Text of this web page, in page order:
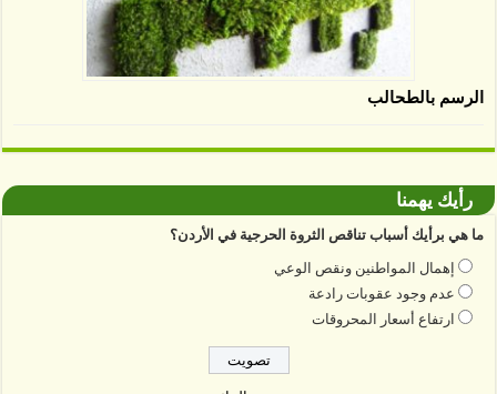
الرسم بالطحالب
رأيك يهمنا
ما هي برأيك أسباب تناقص الثروة الحرجية في الأردن؟
إهمال المواطنين ونقص الوعي
عدم وجود عقوبات رادعة
ارتفاع أسعار المحروقات